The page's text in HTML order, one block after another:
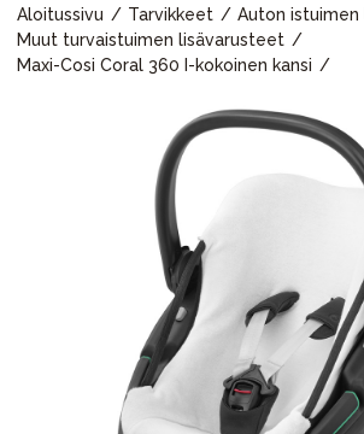
Aloitussivu Tarvikkeet
Auton
Muut turvaistuimen lisävarusteet
Maxi-Cosi Coral 360 I-kokoinen kansi
Lasten
Vauvan paketti
Lapsi & vauva
Lelut ja pelit
Huonekalut &
Tarvikkeet
Varaosat
Kampanjat
Lahjavinkkejä